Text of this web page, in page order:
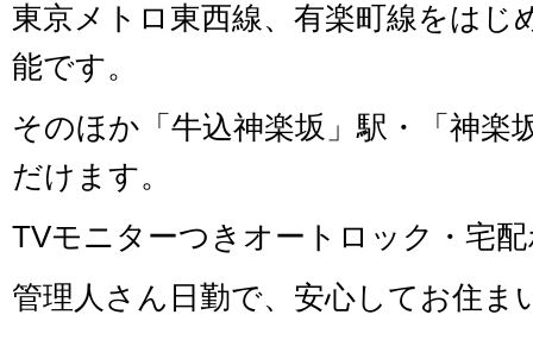
東京メトロ東西線、有楽町線をはじ
能です。
そのほか「牛込神楽坂」駅・「神楽
だけます。
TVモニターつきオートロック・宅
管理人さん日勤で、安心してお住ま